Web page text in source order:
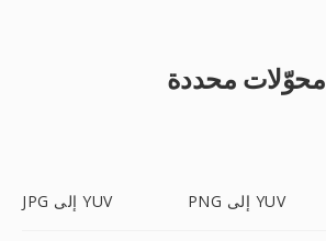
محوّلات محددة
JPG إلى YUV PNG إلى YUV